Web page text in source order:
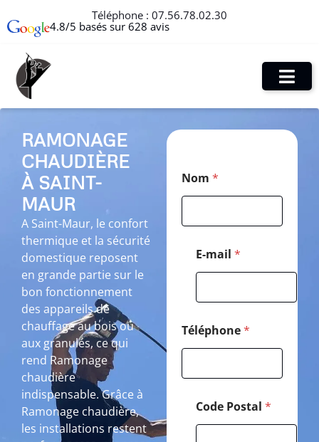
Téléphone : 07.56.78.02.30
4.8/5 basés sur 628 avis
RAMONAGE
CHAUDIÈRE
À SAINT-
MAUR
A Saint-Maur, le confort
thermique et la sécurité
domestique reposent
en grande partie sur le
bon fonctionnement
des appareils de
chauffage au bois ou
aux granulés, ce qui
rend Ramonage
chaudière
indispensable. Grâce à
Ramonage chaudière,
les installations restent
Nom *
E-mail *
Téléphone*
Code Postal *